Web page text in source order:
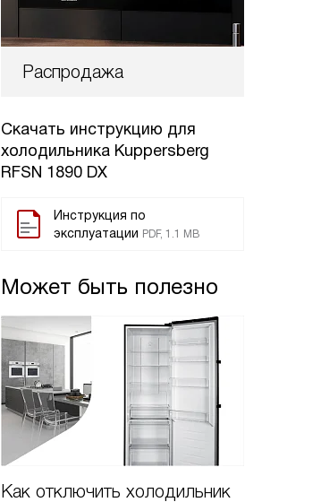
Распродажа
Скачать инструкцию для
холодильника Kuppersberg
RFSN 1890 DX
Инструкция по
эксплуатации PDF, 1.1 MB
Может быть полезно
Как отключить холодильник